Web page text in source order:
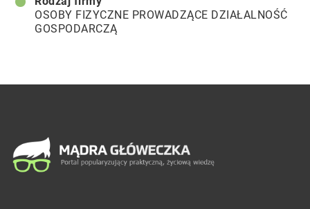
OSOBY FIZYCZNE PROWADZĄCE DZIAŁALNOŚĆ
GOSPODARCZĄ